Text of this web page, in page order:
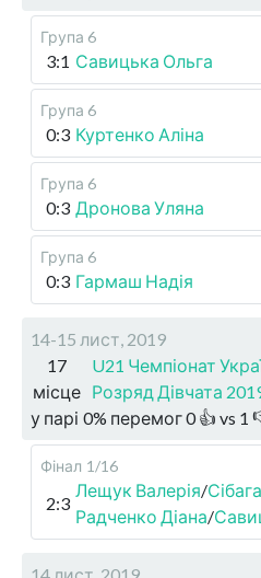
Група 6
3:1 Савицька Ольга
Група 6
0:3 Куртенко Аліна
Група 6
0:3 Дронова Уляна
Група 6
0:3 Гармаш Надія
14-15 лист, 2019
17
місце
U21 Чемпіонат
Розряд Дівчата
у парі 0% перемог0👍 vs 1
Фінал 1/16
2:3
Лещук Валерія/
Радченко Діана/